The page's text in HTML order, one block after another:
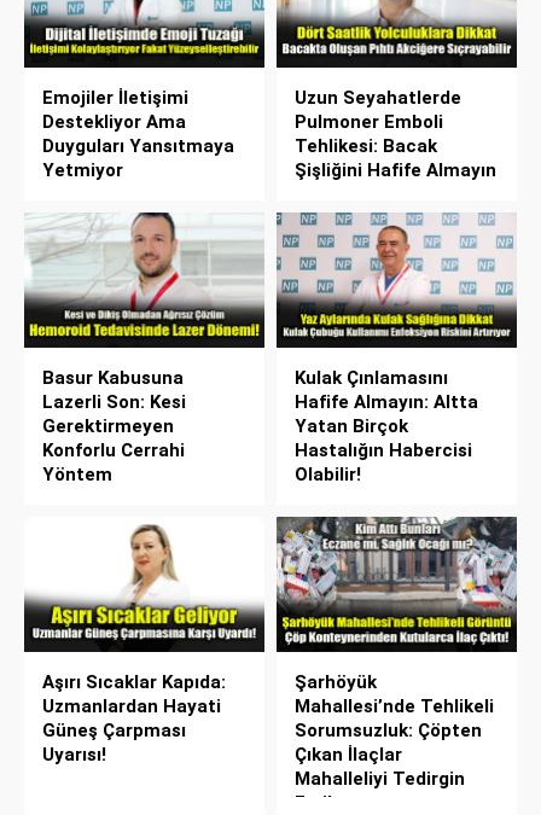
Emojiler İletişimi
Destekliyor Ama
Duyguları Yansıtmaya
Yetmiyor
Uzun Seyahatlerde
Pulmoner Emboli
Tehlikesi: Bacak
Şişliğini Hafife Almayın
Basur Kabusuna
Lazerli Son: Kesi
Gerektirmeyen
Konforlu Cerrahi
Yöntem
Kulak Çınlamasını
Hafife Almayın: Altta
Yatan Birçok
Hastalığın Habercisi
Olabilir!
Aşırı Sıcaklar Kapıda:
Uzmanlardan Hayati
Güneş Çarpması
Uyarısı!
Şarhöyük
Mahallesi’nde Tehlikeli
Sorumsuzluk: Çöpten
Çıkan İlaçlar
Mahalleliyi Tedirgin
Etti!